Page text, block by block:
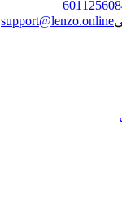
support@lenzo.online